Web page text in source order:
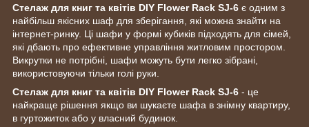
Стелаж для книг та квітів DIY Flower Rack SJ-6 є одним з
найбільш якісних шаф для зберігання, які можна знайти на
інтернет-ринку. Ці шафи у формі кубиків підходять для сімей,
які дбають про ефективне управління житловим простором.
Викрутки не потрібні, шафи можуть бути легко зібрані,
використовуючи тільки голі руки.
Стелаж для книг та квітів DIY Flower Rack SJ-6 - це
найкраще рішення якщо ви шукаєте шафа в знімну квартиру,
в гуртожиток або у власний будинок.